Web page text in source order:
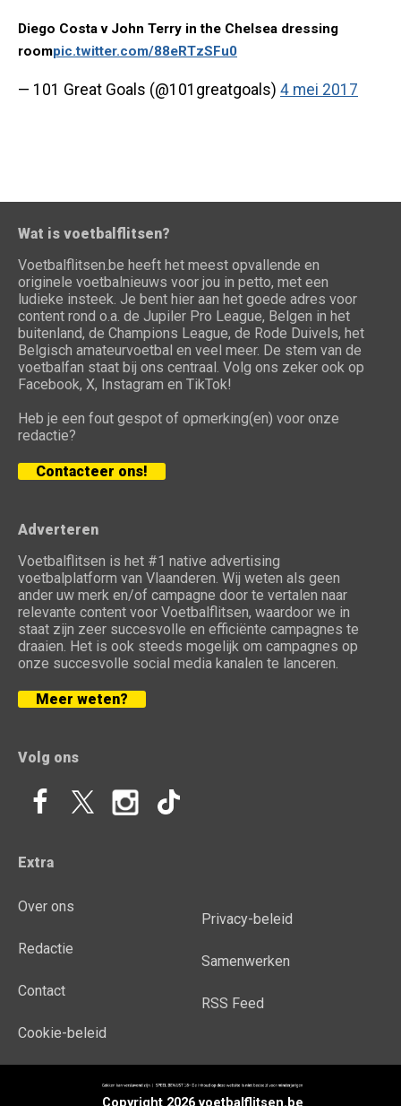
Diego Costa v John Terry in the Chelsea dressing
roompic.twitter.com/88eRTzSFu0
— 101 Great Goals (@101greatgoals) 4 mei 2017
Wat is voetbalflitsen?
Voetbalflitsen.be heeft het meest opvallende en
originele voetbalnieuws voor jou in petto, met een
ludieke insteek. Je bent hier aan het goede adres voor
content rond o.a. de Jupiler Pro League, Belgen in het
buitenland, de Champions League, de Rode Duivels, het
Belgisch amateurvoetbal en veel meer. De stem van de
voetbalfan staat bij ons centraal. Volg ons zeker ook op
Facebook, X, Instagram en TikTok!
Heb je een fout gespot of opmerking(en) voor onze
redactie?
Contacteer ons!
Adverteren
Voetbalflitsen is het #1 native advertising
voetbalplatform van Vlaanderen. Wij weten als geen
ander uw merk en/of campagne door te vertalen naar
relevante content voor Voetbalflitsen, waardoor we in
staat zijn zeer succesvolle en efficiënte campagnes te
draaien. Het is ook steeds mogelijk om campagnes op
onze succesvolle social media kanalen te lanceren.
Meer weten?
Volg ons
Extra
Over ons
Redactie
Contact
Cookie-beleid
Privacy-beleid
Samenwerken
RSS Feed
Copyright 2026 voetbalflitsen.be